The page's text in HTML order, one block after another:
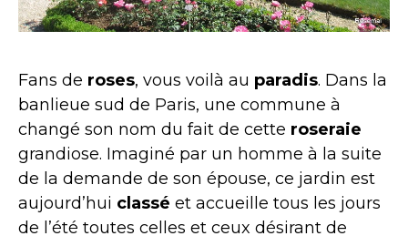
Fans de roses, vous voilà au paradis. Dans la
banlieue sud de Paris, une commune à
changé son nom du fait de cette roseraie
grandiose. Imaginé par un homme à la suite
de la demande de son épouse, ce jardin est
aujourd’hui classé et accueille tous les jours
de l’été toutes celles et ceux désirant de